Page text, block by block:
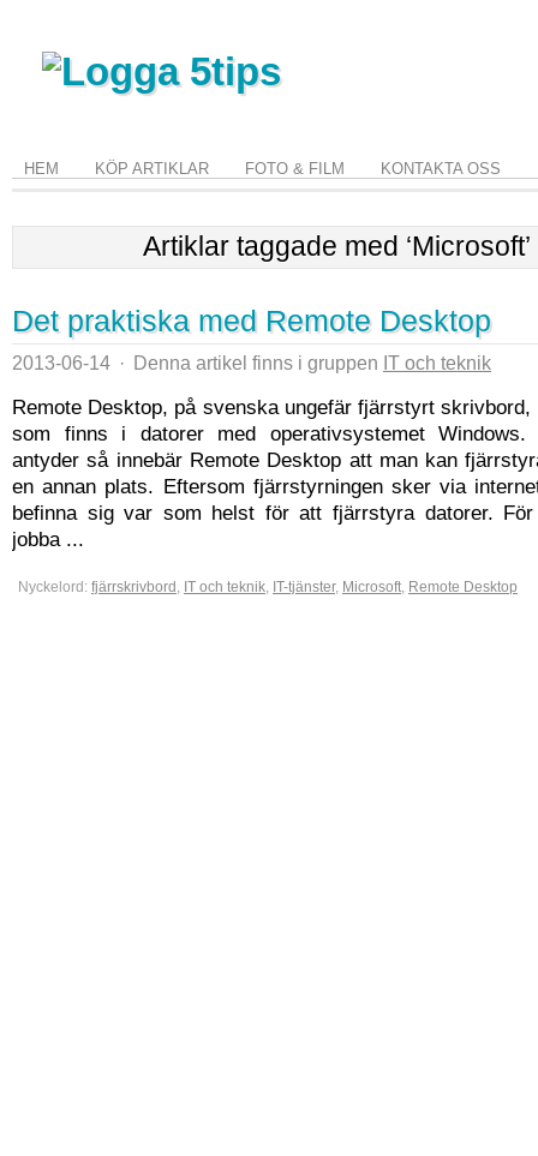
HEM KÖP ARTIKLAR FOTO & FILM KONTAKTA OSS
Artiklar taggade med ‘Microsoft’
Det praktiska med Remote Desktop
2013-06-14 · Denna artikel finns i gruppen IT och teknik
Remote Desktop, på svenska ungefär fjärrstyrt skrivbord,
som finns i datorer med operativsystemet Windows.
antyder så innebär Remote Desktop att man kan
en annan plats. Eftersom fjärrstyrningen sker via
befinna sig var som helst för att fjärrstyra datorer.
jobba ...
Nyckelord: fjärrskrivbord , IT och teknik, IT-tjänster, Microsoft, Remote Desktop